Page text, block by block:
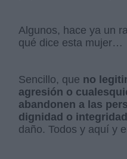
Algunos, hace ya un
qué dice esta mujer…
Sencillo, que no
agresión o
abandonen a las
dignidad o integridad
daño. Todos y aquí y